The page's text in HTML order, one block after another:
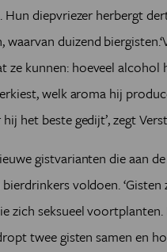
diepvriezer herbergt
waarvan duizend
ze kunnen: hoeveel alcohol
welk aroma hij
het beste gedijt’, zegt
gistvarianten die aan
voldoen. ‘Gisten
zich seksueel
twee gisten samen en